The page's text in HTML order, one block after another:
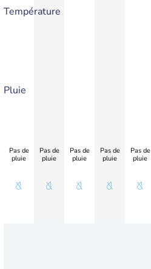
Température
Pluie
Pas de
pluie
Pas de
pluie
Pas de
pluie
Pas de
pluie
Pas de
pluie